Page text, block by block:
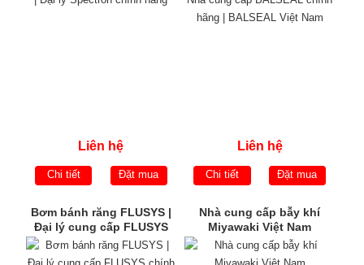
Liên hệ
Chi tiết Đặt mua
Liên hệ
Chi tiết Đặt mua
Bơm bánh răng FLUSYS |
Đại lý cung cấp FLUSYS
chính hãng | FLUSYS Việt
Nam
Nhà cung cấp bẫy khí
Miyawaki Việt Nam